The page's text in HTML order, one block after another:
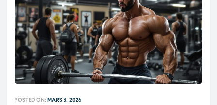
POSTED ON: MARS 3, 2026